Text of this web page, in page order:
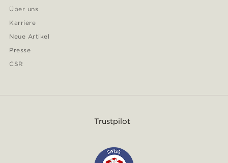
Über uns
Karriere
Neue Artikel
Presse
CSR
Trustpilot